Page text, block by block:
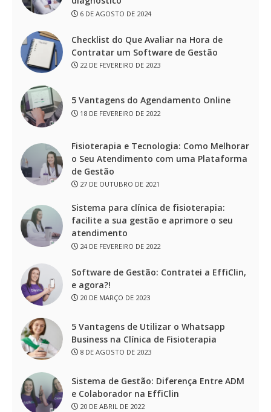
6 DE AGOSTO DE 2024
Checklist do Que Avaliar na Hora de
Contratar um Software de Gestão
22 DE FEVEREIRO DE 2023
5 Vantagens do Agendamento Online
18 DE FEVEREIRO DE 2022
Fisioterapia e Tecnologia: Como Melhorar
o Seu Atendimento com uma Plataforma
de Gestão
27 DE OUTUBRO DE 2021
Sistema para clínica de fisioterapia:
facilite a sua gestão e aprimore o seu
atendimento
24 DE FEVEREIRO DE 2022
Software de Gestão: Contratei a EffiClin,
e agora?!
20 DE MARÇO DE 2023
5 Vantagens de Utilizar o Whatsapp
Business na Clínica de Fisioterapia
8 DE AGOSTO DE 2023
Sistema de Gestão: Diferença Entre ADM
e Colaborador na EffiClin
20 DE ABRIL DE 2022